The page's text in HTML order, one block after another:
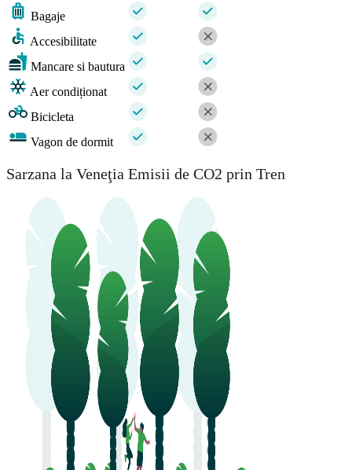
Bagaje
Accesibilitate
Mancare si bautura
Aer condiționat
Bicicleta
Vagon de dormit
Sarzana la Veneţia Emisii de CO2 prin Tren